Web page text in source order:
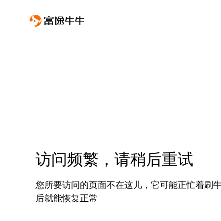
访问频繁，请稍后重试
您所要访问的页面不在这儿，它可能正忙着刷
后就能恢复正常